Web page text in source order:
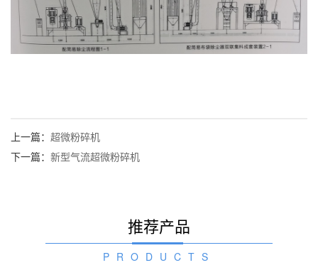
上一篇： 超微粉碎机
下一篇： 新型气流超微粉碎机
推荐产品
PRODUCTS